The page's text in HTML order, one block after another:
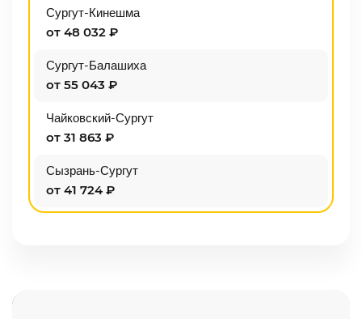
Сургут-Кинешма
от 48 032 ₽
Сургут-Балашиха
от 55 043 ₽
Чайковский-Сургут
от 31 863 ₽
Сызрань-Сургут
от 41 724 ₽